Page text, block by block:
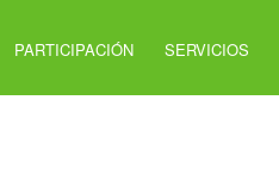
PARTICIPACIÓN SERVICIOS